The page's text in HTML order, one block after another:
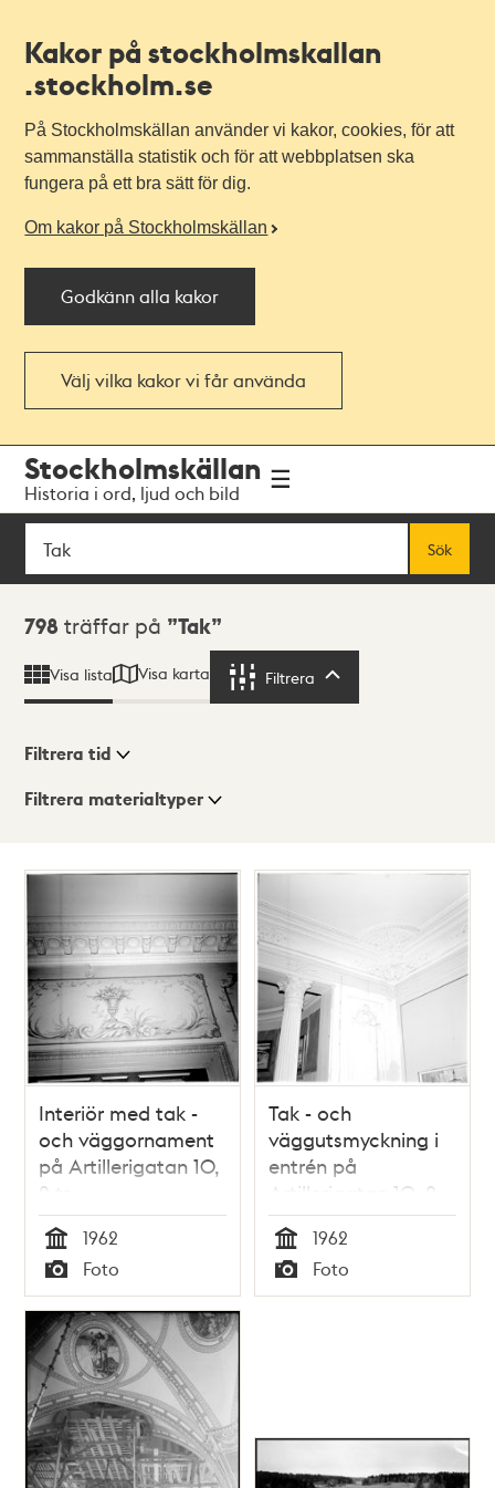
Kakor på stockholmskallan
.stockholm.se
På Stockholmskällan använder vi kakor, cookies, för att
sammanställa statistik och för att webbplatsen ska
fungera på ett bra sätt för dig.
Om kakor på Stockholmskällan
Godkänn alla kakor
Välj vilka kakor vi får använda
navigationen
huvudinnehållet
Stockholmskällan
Historia i ord, ljud och bild
Sök
Sök
Sökresultat
798 träffar på Tak
Visa lista Visa karta Filtrera
Visningsläge
Filtrera tid
Filtrera materialtyper
798träffar
Interiör med tak -
och väggornament
på Artillerigatan 10,
2 tr
Tid
1962
Typ
Foto
Tak - och
väggutsmyckning i
entrén på
Artillerigatan 10, 2
tr
Tid
1962
Typ
Foto